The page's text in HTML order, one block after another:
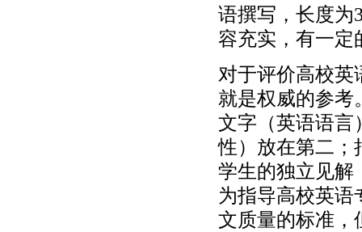
语撰写，长度为
容充实，有一定
对于评价高校英
就是权威的参考
文字（英语语言
性）放在第二；
学生的独立见解
为指导高校英
文质量的标准，